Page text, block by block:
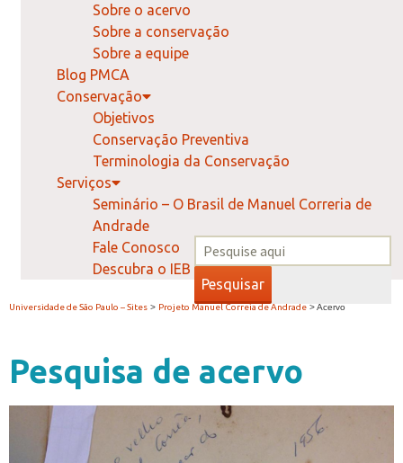
Sobre o acervo
Sobre a conservação
Sobre a equipe
Blog PMCA
Conservação
Objetivos
Conservação Preventiva
Terminologia da Conservação
Serviços
Seminário – O Brasil de Manuel Correria de
Andrade
Fale Conosco
Descubra o IEB
Pesquisar
Universidade de São Paulo – Sites > Projeto Manuel Correia de Andrade > Acervo
Pesquisa de acervo